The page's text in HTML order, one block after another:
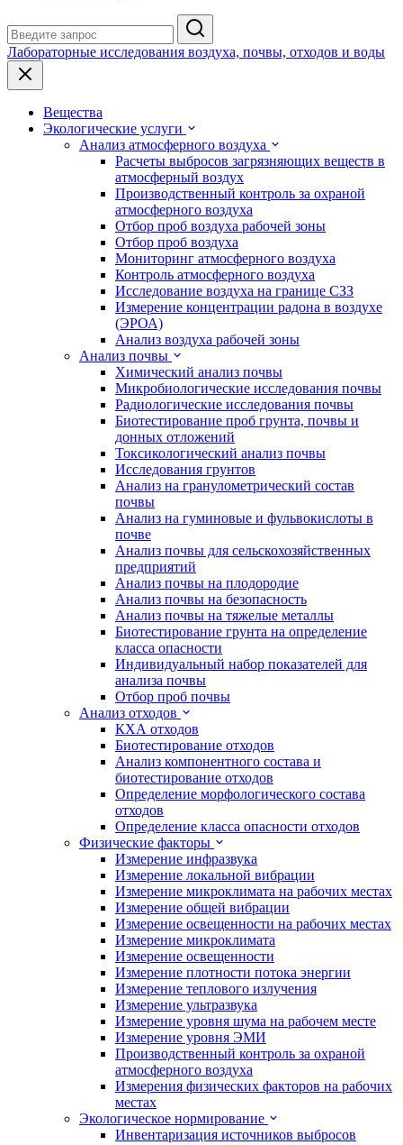
Лабораторные исследования воздуха, почвы, отходов и воды
Вещества
Экологические услуги
Анализ атмосферного воздуха
Расчеты выбросов загрязняющих веществ в
атмосферный воздух
Производственный контроль за охраной
атмосферного воздуха
Отбор проб воздуха рабочей зоны
Отбор проб воздуха
Мониторинг атмосферного воздуха
Контроль атмосферного воздуха
Исследование воздуха на границе СЗЗ
Измерение концентрации радона в воздухе
(ЭРОА)
Анализ воздуха рабочей зоны
Анализ почвы
Химический анализ почвы
Микробиологические исследования почвы
Радиологические исследования почвы
Биотестирование проб грунта, почвы и
донных отложений
Токсикологический анализ почвы
Исследования грунтов
Анализ на гранулометрический состав
почвы
Анализ на гуминовые и фульвокислоты в
почве
Анализ почвы для сельскохозяйственных
предприятий
Анализ почвы на плодородие
Анализ почвы на безопасность
Анализ почвы на тяжелые металлы
Биотестирование грунта на определение
класса опасности
Индивидуальный набор показателей для
анализа почвы
Отбор проб почвы
Анализ отходов
КХА отходов
Биотестирование отходов
Анализ компонентного состава и
биотестирование отходов
Определение морфологического состава
отходов
Определение класса опасности отходов
Физические факторы
Измерение инфразвука
Измерение локальной вибрации
Измерение микроклимата на рабочих местах
Измерение общей вибрации
Измерение освещенности на рабочих местах
Измерение микроклимата
Измерение освещенности
Измерение плотности потока энергии
Измерение теплового излучения
Измерение ультразвука
Измерение уровня шума на рабочем месте
Измерение уровня ЭМИ
Производственный контроль за охраной
атмосферного воздуха
Измерения физических факторов на рабочих
местах
Экологическое нормирование
Инвентаризация источников выбросов